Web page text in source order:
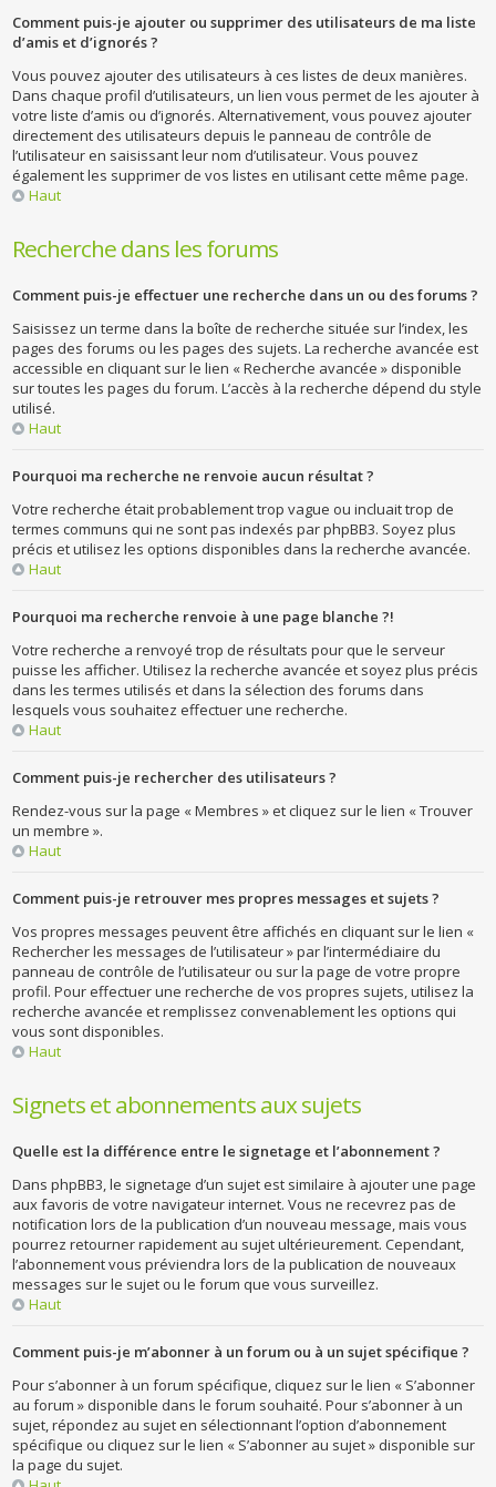
Comment puis-je ajouter ou supprimer des utilisateurs de ma liste
d’amis et d’ignorés ?
Vous pouvez ajouter des utilisateurs à ces listes de deux manières.
Dans chaque profil d’utilisateurs, un lien vous permet de les ajouter à
votre liste d’amis ou d’ignorés. Alternativement, vous pouvez ajouter
directement des utilisateurs depuis le panneau de contrôle de
l’utilisateur en saisissant leur nom d’utilisateur. Vous pouvez
également les supprimer de vos listes en utilisant cette même page.
Haut
Recherche dans les forums
Comment puis-je effectuer une recherche dans un ou des forums ?
Saisissez un terme dans la boîte de recherche située sur l’index, les
pages des forums ou les pages des sujets. La recherche avancée est
accessible en cliquant sur le lien « Recherche avancée » disponible
sur toutes les pages du forum. L’accès à la recherche dépend du style
utilisé.
Haut
Pourquoi ma recherche ne renvoie aucun résultat ?
Votre recherche était probablement trop vague ou incluait trop de
termes communs qui ne sont pas indexés par phpBB3. Soyez plus
précis et utilisez les options disponibles dans la recherche avancée.
Haut
Pourquoi ma recherche renvoie à une page blanche ?!
Votre recherche a renvoyé trop de résultats pour que le serveur
puisse les afficher. Utilisez la recherche avancée et soyez plus précis
dans les termes utilisés et dans la sélection des forums dans
lesquels vous souhaitez effectuer une recherche.
Haut
Comment puis-je rechercher des utilisateurs ?
Rendez-vous sur la page « Membres » et cliquez sur le lien « Trouver
un membre ».
Haut
Comment puis-je retrouver mes propres messages et sujets ?
Vos propres messages peuvent être affichés en cliquant sur le lien «
Rechercher les messages de l’utilisateur » par l’intermédiaire du
panneau de contrôle de l’utilisateur ou sur la page de votre propre
profil. Pour effectuer une recherche de vos propres sujets, utilisez la
recherche avancée et remplissez convenablement les options qui
vous sont disponibles.
Haut
Signets et abonnements aux sujets
Quelle est la différence entre le signetage et l’abonnement ?
Dans phpBB3, le signetage d’un sujet est similaire à ajouter une page
aux favoris de votre navigateur internet. Vous ne recevrez pas de
notification lors de la publication d’un nouveau message, mais vous
pourrez retourner rapidement au sujet ultérieurement. Cependant,
l’abonnement vous préviendra lors de la publication de nouveaux
messages sur le sujet ou le forum que vous surveillez.
Haut
Comment puis-je m’abonner à un forum ou à un sujet spécifique ?
Pour s’abonner à un forum spécifique, cliquez sur le lien « S’abonner
au forum » disponible dans le forum souhaité. Pour s’abonner à un
sujet, répondez au sujet en sélectionnant l’option d’abonnement
spécifique ou cliquez sur le lien « S’abonner au sujet » disponible sur
la page du sujet.